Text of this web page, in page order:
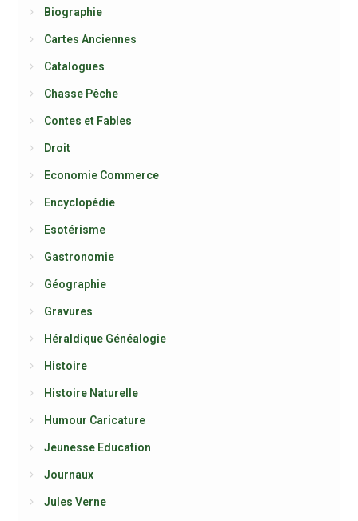
Biographie
Cartes Anciennes
Catalogues
Chasse Pêche
Contes et Fables
Droit
Economie Commerce
Encyclopédie
Esotérisme
Gastronomie
Géographie
Gravures
Héraldique Généalogie
Histoire
Histoire Naturelle
Humour Caricature
Jeunesse Education
Journaux
Jules Verne